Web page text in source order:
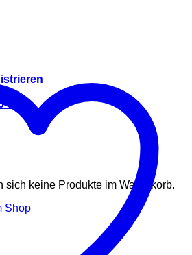
€
sich keine Produkte im Warenkorb.
Shop